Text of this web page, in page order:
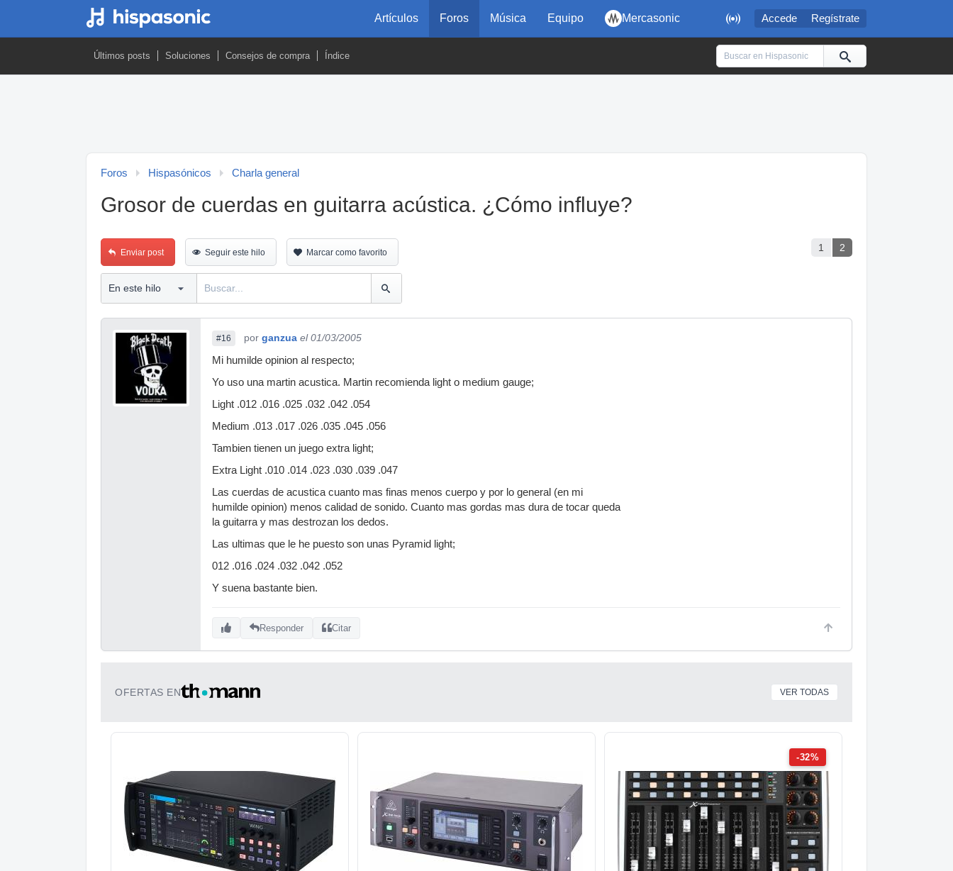
 Accede Regístrate
Artículos Foros Música Equipo Mercasonic
Últimos posts Soluciones Consejos de compra Índice
Foros Hispasónicos Charla general
Grosor de cuerdas en guitarra acústica. ¿Cómo influye?
1 2
Enviar post Seguir este hilo Marcar como favorito
#16 por ganzua el 01/03/2005
Mi humilde opinion al respecto;
Yo uso una martin acustica. Martin recomienda light o medium gauge;
Light .012 .016 .025 .032 .042 .054
Medium .013 .017 .026 .035 .045 .056
Tambien tienen un juego extra light;
Extra Light .010 .014 .023 .030 .039 .047
Las cuerdas de acustica cuanto mas finas menos cuerpo y por lo general (en mi
humilde opinion) menos calidad de sonido. Cuanto mas gordas mas dura de tocar queda
la guitarra y mas destrozan los dedos.
Las ultimas que le he puesto son unas Pyramid light;
012 .016 .024 .032 .042 .052
Y suena bastante bien.
Responder Citar
OFERTAS EN VER TODAS
-32%